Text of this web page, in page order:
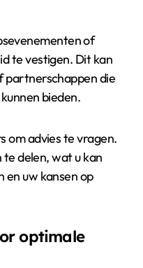
of
te vestigen. Dit kan
partnerschappen die
bieden.
om advies te vragen.
te delen, wat u kan
en uw kansen op
optimale